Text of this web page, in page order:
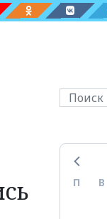
П В